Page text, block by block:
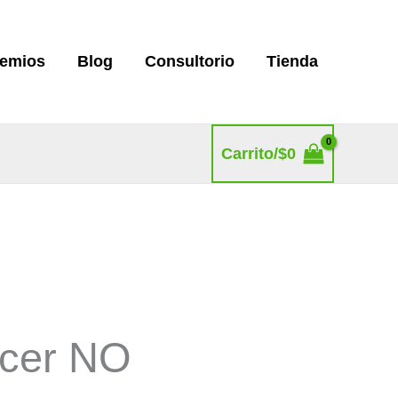
Blog Consultorio Tienda
Carrito/$0
NO